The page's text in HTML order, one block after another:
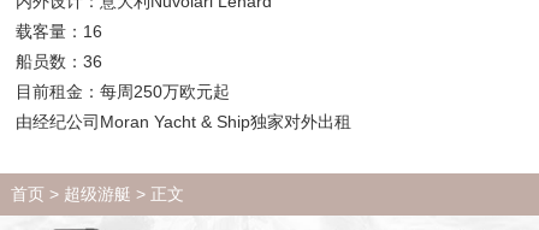
载客量：16
船员数：36
目前租金：每周250万欧元起
由经纪公司Moran Yacht & Ship独家对外出租
首页> 超级游艇 > 正文